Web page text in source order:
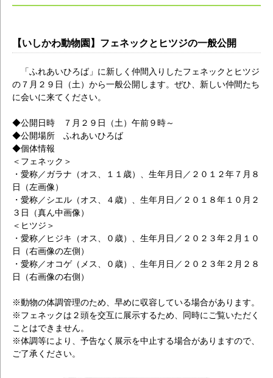
【いしかわ動物園】フェネックとヒツジの一般公開
「ふれあいひろば」に新しく仲間入りしたフェネックとヒツジ
の７月２９日（土）から一般公開します。ぜひ、新しい仲間たち
に会いに来てください。
◆公開日時 ７月２９日（土）午前９時～
◆公開場所 ふれあいひろば
◆個体情報
＜フェネック＞
・愛称／ガラナ（オス、１１歳）、生年月日／２０１２年７月８
日（左画像）
・愛称／シエル（オス、４歳）、生年月日／２０１８年１０月２
３日（真ん中画像）
＜ヒツジ＞
・愛称／ヒジキ（オス、０歳）、生年月日／２０２３年２月１０
日（右画像の左側）
・愛称／オコゲ（メス、０歳）、生年月日／２０２３年２月２８
日（右画像の右側）
※動物の体調管理のため、早めに収容している場合があります。
※フェネックは２頭を交互に展示するため、同時にご覧いただく
ことはできません。
※体調等により、予告なく展示を中止する場合がありますので、
ご了承ください。